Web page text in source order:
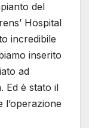
del
Hospital
incredibile
inserito
ad
Ed è stato il